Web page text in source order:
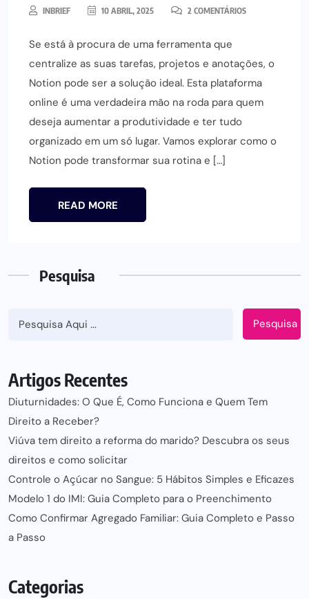
INBRIEF 10 ABRIL, 2025 2 COMENTÁRIOS
Se está à procura de uma ferramenta que
centralize as suas tarefas, projetos e anotações, o
Notion pode ser a solução ideal. Esta plataforma
online é uma verdadeira mão na roda para quem
deseja aumentar a produtividade e ter tudo
organizado em um só lugar. Vamos explorar como o
Notion pode transformar sua rotina e […]
READ MORE
Pesquisa
Pesquisa
Artigos Recentes
Diuturnidades: O Que É, Como Funciona e Quem Tem
Direito a Receber?
Viúva tem direito a reforma do marido? Descubra os seus
direitos e como solicitar
Controle o Açúcar no Sangue: 5 Hábitos Simples e Eficazes
Modelo 1 do IMI: Guia Completo para o Preenchimento
Como Confirmar Agregado Familiar: Guia Completo e Passo
a Passo
Categorias